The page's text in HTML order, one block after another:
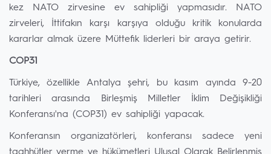
kez NATO zirvesine ev sahipliği yapmasıdır. NATO
zirveleri, İttifakın karşı karşıya olduğu kritik konularda
kararlar almak üzere Müttefik liderleri bir araya getirir.
COP31
Türkiye, özellikle Antalya şehri, bu kasım ayında 9-20
tarihleri arasında Birleşmiş Milletler İklim Değişikliği
Konferansı'na (COP31) ev sahipliği yapacak.
Konferansın organizatörleri, konferansı sadece yeni